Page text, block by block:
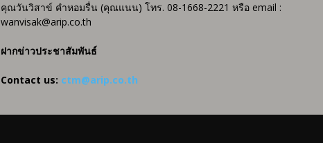
คุณวันวิสาข์ คำหอมรื่น (คุณแนน) โทร. 08-1668-2221 หรือ email :
wanvisak@arip.co.th
ฝากข่าวประชาสัมพันธ์
Contact us: ctm@arip.co.th